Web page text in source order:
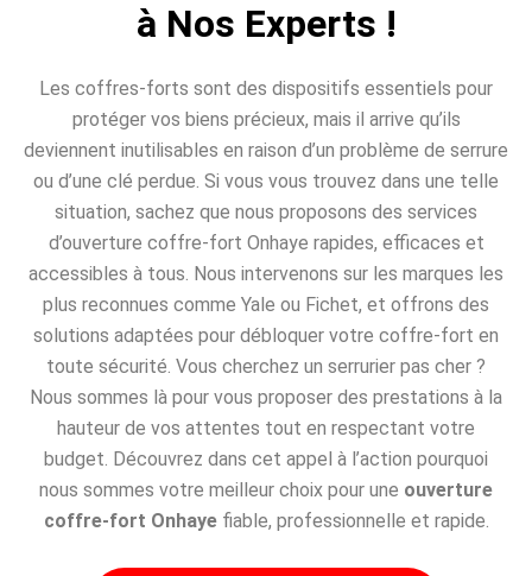
à Nos Experts !
Les coffres-forts sont des dispositifs essentiels pour
protéger vos biens précieux, mais il arrive qu’ils
deviennent inutilisables en raison d’un problème de serrure
ou d’une clé perdue. Si vous vous trouvez dans une telle
situation, sachez que nous proposons des services
d’ouverture coffre-fort Onhaye rapides, efficaces et
accessibles à tous. Nous intervenons sur les marques les
plus reconnues comme Yale ou Fichet, et offrons des
solutions adaptées pour débloquer votre coffre-fort en
toute sécurité. Vous cherchez un serrurier pas cher ?
Nous sommes là pour vous proposer des prestations à la
hauteur de vos attentes tout en respectant votre
budget. Découvrez dans cet appel à l’action pourquoi
nous sommes votre meilleur choix pour une ouverture
coffre-fort Onhayefiable, professionnelle et rapide.